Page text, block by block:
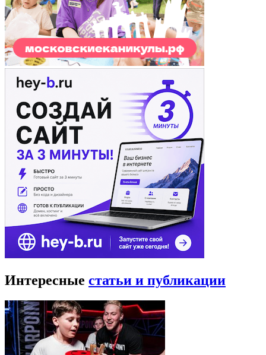
Интересные статьи и публикации